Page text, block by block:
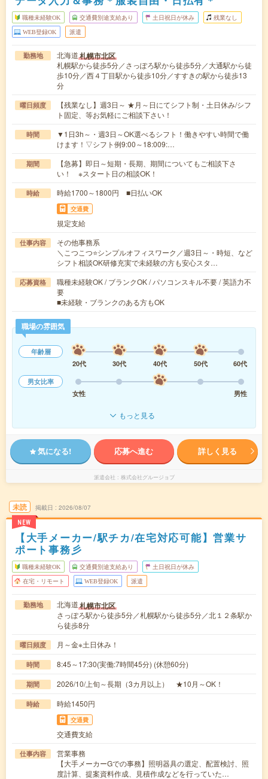
職種未経験OK 交通費別途支給あり 土日祝日が休み 残業なし
WEB登録OK 派遣
勤務地 北海道札幌市北区
札幌駅から徒歩5分／さっぽろ駅から徒歩5分／大通駅から徒
歩10分／西４丁目駅から徒歩10分／すすきの駅から徒歩13
分
曜日頻度
【残業なし】週3日～ ★月～日にてシフト制・土日休み/シフ
ト固定、等お気軽にご相談下さい！
時間
▼1日3h～・週3日～OK選べるシフト！働きやすい時間で働
けます！▽シフト例9:00～18:009:…
期間
【急募】即日～短期・長期、期間についてもご相談下さ
い！ ※スタート日の相談OK！
時給 時給1700～1800円 ■日払いOK
交通費
規定支給
仕事内容
その他事務系
＼こつこつ⭐シンプルオフィスワーク／週3日～・時短、など
シフト相談OK研修充実で未経験の方も安心スタ…
応募資格
職種未経験OK / ブランクOK / パソコンスキル不要 / 英語力不
要
■未経験・ブランクのある方もOK
職場の雰囲気
年齢層
20代
30代 40代 50代
60代
男女比率
女性
男性
もっと見る
気になる! 応募へ進む 詳しく見る
派遣会社 株式会社グルージョブ
未読
NEW
掲載日 2026/08/07
【大手メーカー/駅チカ/在宅対応可能】営業サ
ポート事務彡
職種未経験OK 交通費別途支給あり 土日祝日が休み
在宅・リモート WEB登録OK 派遣
勤務地 北海道札幌市北区
さっぽろ駅から徒歩5分／札幌駅から徒歩5分／北１２条駅か
ら徒歩8分
曜日頻度 月～金※土日休み！
時間 8:45～17:30(実働:7時間45分) (休憩60分)
期間 2026/10/上旬～長期（3カ月以上） ★10月～OK！
時給 時給1450円
交通費
交通費支給
仕事内容
営業事務
【大手メーカーGでの事務】照明器具の選定、配置検討、照
度計算、提案資料作成、見積作成などを行っていた…